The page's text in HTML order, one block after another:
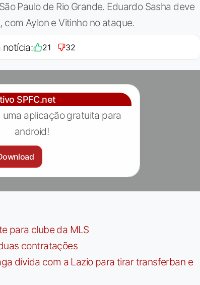
Paulo de Rio Grande. Eduardo Sasha deve
Aylon e Vitinho no ataque.
notícia: 21 32
SPFC.net
uma aplicação gratuita para
android!
para clube da MLS
contratações
dívida com a Lazio para tirar transferban e